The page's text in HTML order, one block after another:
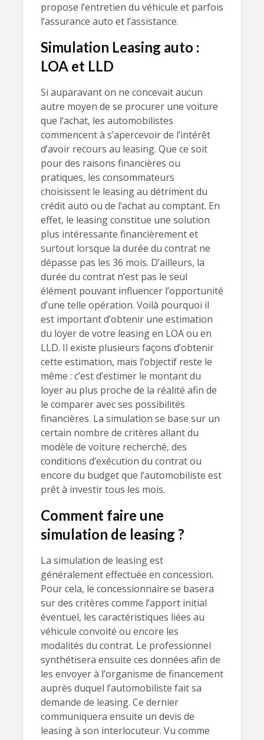
propose l’entretien du véhicule et parfois
l’assurance auto et l’assistance.
Simulation Leasing auto :
LOA et LLD
Si auparavant on ne concevait aucun
autre moyen de se procurer une voiture
que l’achat, les automobilistes
commencent à s’apercevoir de l’intérêt
d’avoir recours au leasing. Que ce soit
pour des raisons financières ou
pratiques, les consommateurs
choisissent le leasing au détriment du
crédit auto ou de l’achat au comptant. En
effet, le leasing constitue une solution
plus intéressante financièrement et
surtout lorsque la durée du contrat ne
dépasse pas les 36 mois. D’ailleurs, la
durée du contrat n’est pas le seul
élément pouvant influencer l’opportunité
d’une telle opération. Voilà pourquoi il
est important d’obtenir une estimation
du loyer de votre leasing en LOA ou en
LLD. Il existe plusieurs façons d’obtenir
cette estimation, mais l’objectif reste le
même : c’est d’estimer le montant du
loyer au plus proche de la réalité afin de
le comparer avec ses possibilités
financières. La simulation se base sur un
certain nombre de critères allant du
modèle de voiture recherché, des
conditions d’exécution du contrat ou
encore du budget que l’automobiliste est
prêt à investir tous les mois.
Comment faire une
simulation de leasing ?
La simulation de leasing est
généralement effectuée en concession.
Pour cela, le concessionnaire se basera
sur des critères comme l’apport initial
éventuel, les caractéristiques liées au
véhicule convoité ou encore les
modalités du contrat. Le professionnel
synthétisera ensuite ces données afin de
les envoyer à l’organisme de financement
auprès duquel l’automobiliste fait sa
demande de leasing. Ce dernier
communiquera ensuite un devis de
leasing à son interlocuteur. Vu comme